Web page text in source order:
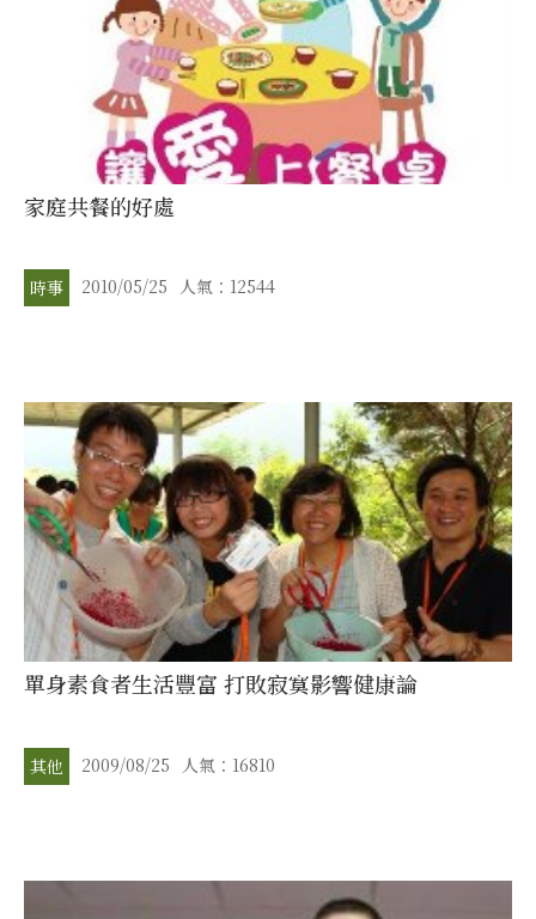
家庭共餐的好處
時事 2010/05/25 人氣：12544
單身素食者生活豐富 打敗寂寞影響健康論
其他 2009/08/25 人氣：16810